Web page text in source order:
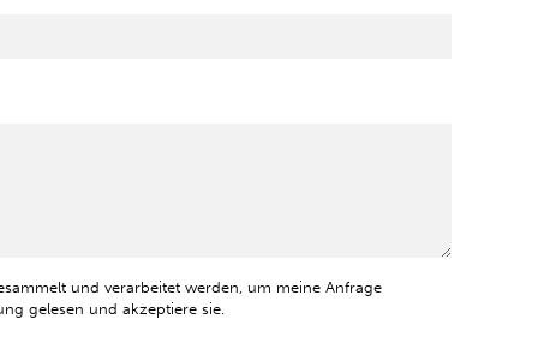
und verarbeitet werden, um meine Anfrage
gelesen und akzeptiere sie.